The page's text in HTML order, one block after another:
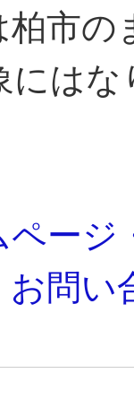
柏市
にはな
ージ
問い